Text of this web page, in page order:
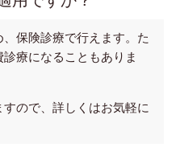
保険診療で行えます。た
療になることもありま
ので、詳しくはお気軽に